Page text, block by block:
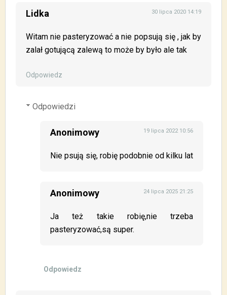
Lidka 30 lipca 2020 14:19
Witam nie pasteryzować a nie popsują się , jak by
zalał gotującą zalewą to może by było ale tak
Odpowiedz
Odpowiedzi
Anonimowy 19 lipca 2022 10:56
Nie psują się, robię podobnie od kilku lat
Anonimowy 24 lipca 2025 21:25
Ja też takie robię,nie trzeba
pasteryzować,są super.
Odpowiedz